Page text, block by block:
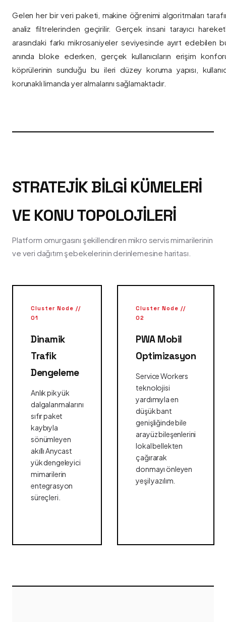
Gelen her bir veri paketi, makine öğrenimi algoritmaları
analiz filtrelerinden geçirilir. Gerçek insani tarayıcı
arasındaki farkı mikrosaniyeler seviyesinde ayırt edebilen
anında bloke ederken, gerçek kullanıcıların erişim
köprülerinin sunduğu bu ileri düzey koruma yapısı,
korunaklı limanda yer almalarını sağlamaktadır.
STRATEJIK BILGI KÜMELERI
VE KONU TOPOLOJILERI
Platform omurgasını şekillendiren mikro servis mimarilerinin
ve veri dağıtım şebekelerinin derinlemesine haritası.
Cluster Node //
01
Dinamik
Trafik
Dengeleme
Anlık pik yük
dalgalanmalarını
sıfır paket
kaybıyla
sönümleyen
akıllı Anycast
yük dengeleyici
mimarilerin
entegrasyon
süreçleri.
Cluster Node //
02
PWA Mobil
Optimizasyon
Service Workers
teknolojisi
yardımıyla en
düşük bant
genişliğinde bile
arayüz bileşenlerini
lokal bellekten
çağırarak
donmayı önleyen
yeşil yazılım.